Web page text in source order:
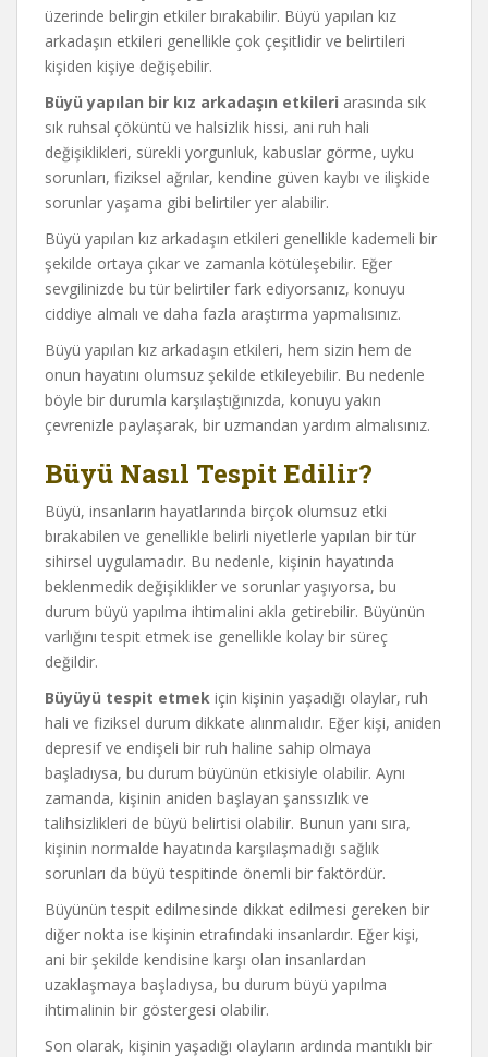
üzerinde belirgin etkiler bırakabilir. Büyü yapılan kız
arkadaşın etkileri genellikle çok çeşitlidir ve belirtileri
kişiden kişiye değişebilir.
Büyü yapılan bir kız arkadaşın etkileri arasında sık
sık ruhsal çöküntü ve halsizlik hissi, ani ruh hali
değişiklikleri, sürekli yorgunluk, kabuslar görme, uyku
sorunları, fiziksel ağrılar, kendine güven kaybı ve ilişkide
sorunlar yaşama gibi belirtiler yer alabilir.
Büyü yapılan kız arkadaşın etkileri genellikle kademeli bir
şekilde ortaya çıkar ve zamanla kötüleşebilir. Eğer
sevgilinizde bu tür belirtiler fark ediyorsanız, konuyu
ciddiye almalı ve daha fazla araştırma yapmalısınız.
Büyü yapılan kız arkadaşın etkileri, hem sizin hem de
onun hayatını olumsuz şekilde etkileyebilir. Bu nedenle
böyle bir durumla karşılaştığınızda, konuyu yakın
çevrenizle paylaşarak, bir uzmandan yardım almalısınız.
Büyü Nasıl Tespit Edilir?
Büyü, insanların hayatlarında birçok olumsuz etki
bırakabilen ve genellikle belirli niyetlerle yapılan bir tür
sihirsel uygulamadır. Bu nedenle, kişinin hayatında
beklenmedik değişiklikler ve sorunlar yaşıyorsa, bu
durum büyü yapılma ihtimalini akla getirebilir. Büyünün
varlığını tespit etmek ise genellikle kolay bir süreç
değildir.
Büyüyü tespit etmek için kişinin yaşadığı olaylar, ruh
hali ve fiziksel durum dikkate alınmalıdır. Eğer kişi, aniden
depresif ve endişeli bir ruh haline sahip olmaya
başladıysa, bu durum büyünün etkisiyle olabilir. Aynı
zamanda, kişinin aniden başlayan şanssızlık ve
talihsizlikleri de büyü belirtisi olabilir. Bunun yanı sıra,
kişinin normalde hayatında karşılaşmadığı sağlık
sorunları da büyü tespitinde önemli bir faktördür.
Büyünün tespit edilmesinde dikkat edilmesi gereken bir
diğer nokta ise kişinin etrafındaki insanlardır. Eğer kişi,
ani bir şekilde kendisine karşı olan insanlardan
uzaklaşmaya başladıysa, bu durum büyü yapılma
ihtimalinin bir göstergesi olabilir.
Son olarak, kişinin yaşadığı olayların ardında mantıklı bir